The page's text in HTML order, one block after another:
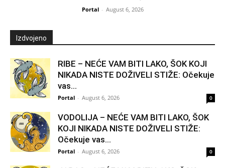
Portal - August 6, 2026
Izdvojeno
RIBE – NEĆE VAM BITI LAKO, ŠOK KOJI
NIKADA NISTE DOŽIVELI STIŽE: Očekuje
vas...
Portal - August 6, 2026 0
VODOLIJA – NEĆE VAM BITI LAKO, ŠOK
KOJI NIKADA NISTE DOŽIVELI STIŽE:
Očekuje vas...
Portal - August 6, 2026 0